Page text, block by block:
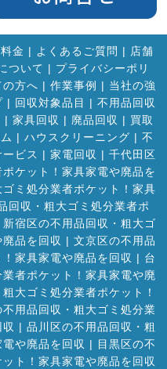
料金 | よくあるご質問 | 店舗
ついて | プライバシーポリ
の方へ | 作業事例 | 当社の強
| 回収対象品目 | 不用品回収
| 家具回収 | 廃品回収 | 買取
| ハウスクリーニング | 不
ビス | 家電回収 | 千代田区
ケット！家具家電や廃品を
ミ処分業者ポケット！家具
回収・粗大ゴミ処分業者ポ
新宿区の不用品回収・粗大ゴ
品を回収 | 文京区の不用品
家具家電や廃品を回収 | 台
者ポケット！家具家電や廃
大ゴミ処分業者ポケット！
不用品回収・粗大ゴミ処分業
| 品川区の不用品回収・粗
や廃品を回収 | 目黒区の不
ト！家具家電や廃品を回収